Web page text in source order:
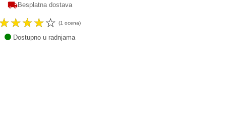
Besplatna dostava
☆
☆
☆
☆ (1 ocena)
Dostupno u radnjama